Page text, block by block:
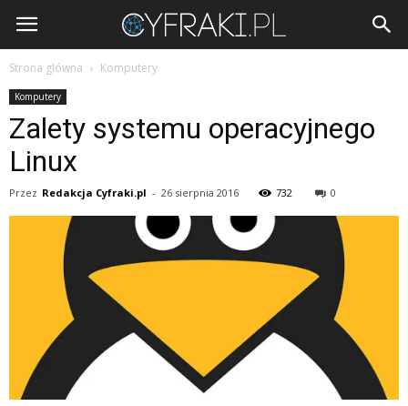
Cyfraki.pl
Strona główna Komputery
Komputery
Zalety systemu operacyjnego
Linux
Przez Redakcja Cyfraki.pl - 26 sierpnia 2016 732 0